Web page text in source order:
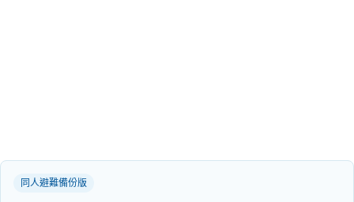
交流中心
同人避難備份版